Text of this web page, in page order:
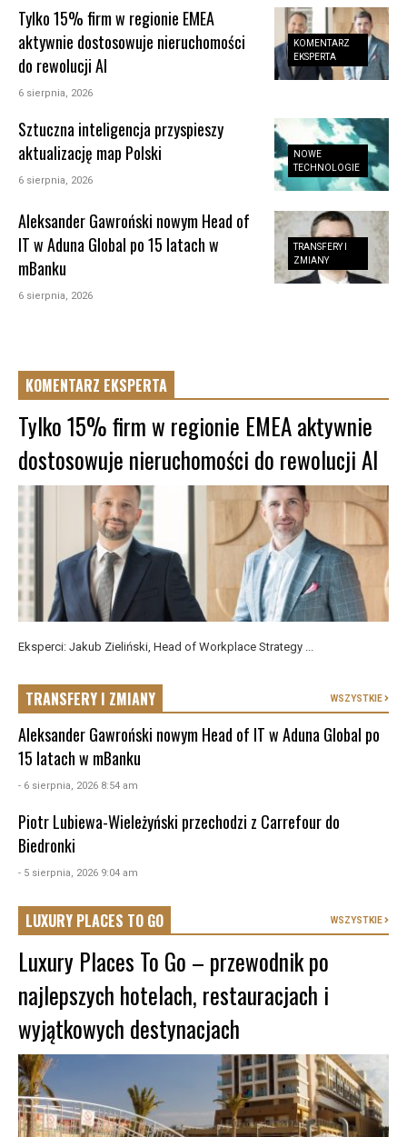
KOMENTARZ
EKSPERTA
Tylko 15% firm w regionie EMEA
aktywnie dostosowuje nieruchomości
do rewolucji AI
6 sierpnia, 2026
NOWE
TECHNOLOGIE
Sztuczna inteligencja przyspieszy
aktualizację map Polski
6 sierpnia, 2026
TRANSFERY I
ZMIANY
Aleksander Gawroński nowym Head of
IT w Aduna Global po 15 latach w
mBanku
6 sierpnia, 2026
KOMENTARZ EKSPERTA
Tylko 15% firm w regionie EMEA aktywnie
dostosowuje nieruchomości do rewolucji AI
Eksperci: Jakub Zieliński, Head of Workplace Strategy ...
TRANSFERY I ZMIANY WSZYSTKIE
Aleksander Gawroński nowym Head of IT w Aduna Global po
15 latach w mBanku
- 6 sierpnia, 2026 8:54 am
Piotr Lubiewa-Wieleżyński przechodzi z Carrefour do
Biedronki
- 5 sierpnia, 2026 9:04 am
LUXURY PLACES TO GO WSZYSTKIE
Luxury Places To Go – przewodnik po
najlepszych hotelach, restauracjach i
wyjątkowych destynacjach